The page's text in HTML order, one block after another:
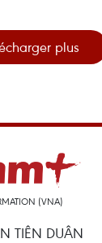
plus
(VNA)
TIÊN DUÂN